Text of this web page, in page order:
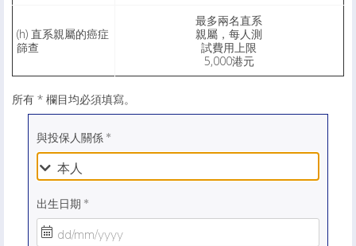
(h) 直系親屬的癌症
篩查
最多兩名直系
親屬，每人測
試費用上限
5,000港元
所有 * 欄目均必須填寫。
與投保人關係
出生日期